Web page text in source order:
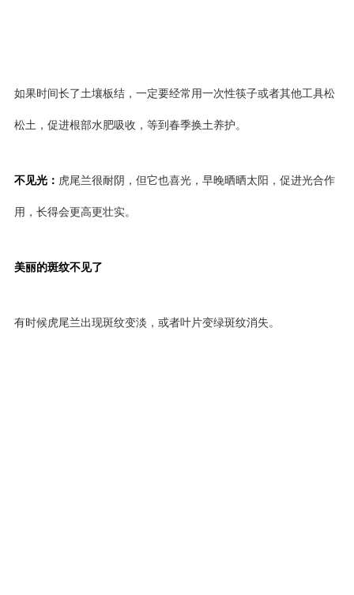
如果时间长了土壤板结，一定要经常用一次性筷子或者其他工具松
松土，促进根部水肥吸收，等到春季换土养护。
不见光： 虎尾兰很耐阴，但它也喜光，早晚晒晒太阳，促进光合作
用，长得会更高更壮实。
美丽的斑纹不见了
有时候虎尾兰出现斑纹变淡，或者叶片变绿斑纹消失。